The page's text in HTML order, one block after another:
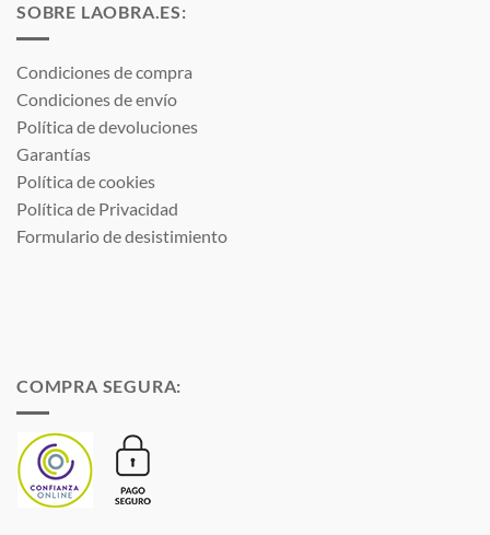
SOBRE LAOBRA.ES:
Condiciones de compra
Condiciones de envío
Política de devoluciones
Garantías
Política de cookies
Política de Privacidad
Formulario de desistimiento
COMPRA SEGURA: